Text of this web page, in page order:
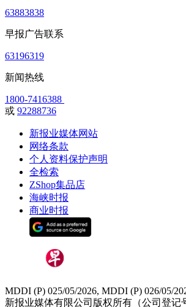
63883838
早报广告联系
63196319
新闻热线
1800-7416388
或 92288736
新报业媒体网站
网络条款
个人资料保护声明
全检索
ZShop集品店
海峡时报
商业时报
MDDI (P) 025/05/2026, MDDI (P) 026/05/
新报业媒体有限公司版权所有（公司登记